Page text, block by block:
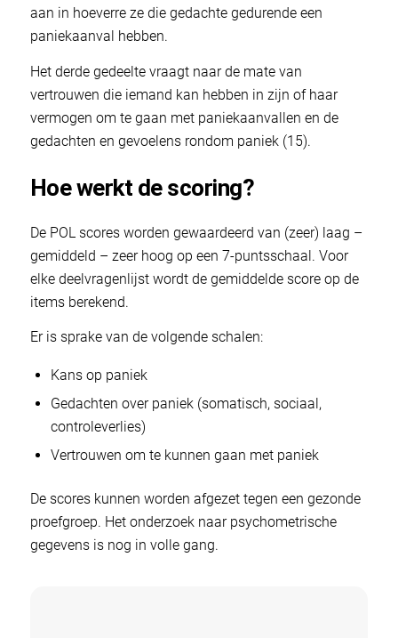
aan in hoeverre ze die gedachte gedurende een
paniekaanval hebben.
Het derde gedeelte vraagt naar de mate van
vertrouwen die iemand kan hebben in zijn of haar
vermogen om te gaan met paniekaanvallen en de
gedachten en gevoelens rondom paniek (15).
Hoe werkt de scoring?
De POL scores worden gewaardeerd van (zeer) laag –
gemiddeld – zeer hoog op een 7-puntsschaal. Voor
elke deelvragenlijst wordt de gemiddelde score op de
items berekend.
Er is sprake van de volgende schalen:
Kans op paniek
Gedachten over paniek (somatisch, sociaal,
controleverlies)
Vertrouwen om te kunnen gaan met paniek
De scores kunnen worden afgezet tegen een gezonde
proefgroep. Het onderzoek naar psychometrische
gegevens is nog in volle gang.